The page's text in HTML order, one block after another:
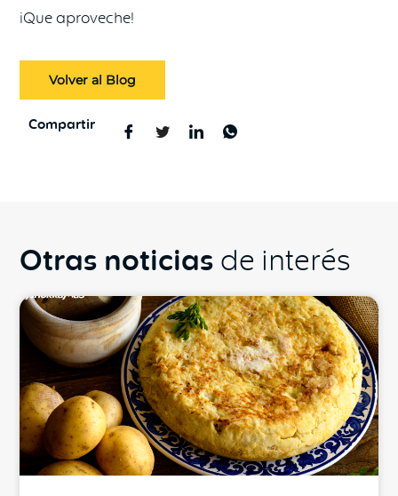
¡Que aproveche!
Volver al Blog
Compartir
Otras noticias de interés